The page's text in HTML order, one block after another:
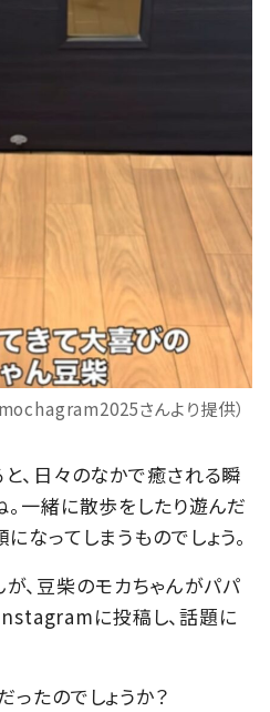
さんより提供）
、日々のなかで癒される瞬
一緒に散歩をしたり遊んだ
なってしまうものでしょう。
、豆柴のモカちゃんがパパ
に投稿し、話題に
たのでしょうか？